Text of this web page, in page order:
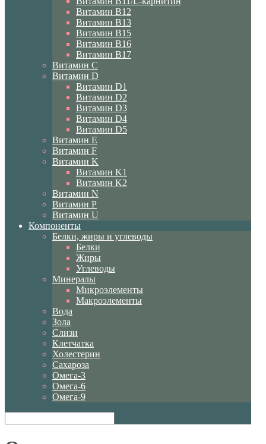
Витамин B12
Витамин B13
Витамин B15
Витамин B16
Витамин B17
Витамин C
Витамин D
Витамин D1
Витамин D2
Витамин D3
Витамин D4
Витамин D5
Витамин E
Витамин F
Витамин K
Витамин K1
Витамин K2
Витамин N
Витамин P
Витамин U
Компоненты
Белки, жиры и углеводы
Белки
Жиры
Углеводы
Минералы
Микроэлементы
Макроэлементы
Вода
Зола
Слизи
Клетчатка
Холестерин
Сахароза
Омега-3
Омега-6
Омега-9